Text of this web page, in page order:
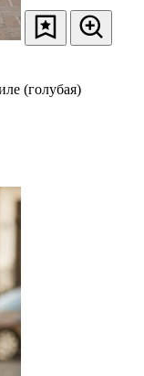
(голубая)